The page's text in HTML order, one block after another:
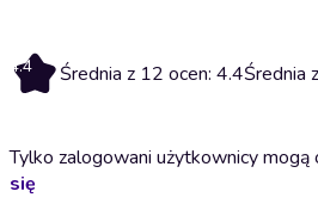
4.4 Średnia z 12 ocen: 4.4Średnia
Tylko zalogowani użytkownicy mogą
się